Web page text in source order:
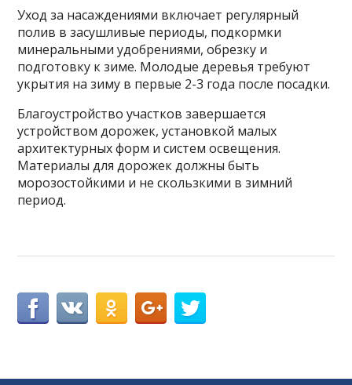
Уход за насаждениями включает регулярный
полив в засушливые периоды, подкормки
минеральными удобрениями, обрезку и
подготовку к зиме. Молодые деревья требуют
укрытия на зиму в первые 2-3 года после посадки.
Благоустройство участков завершается
устройством дорожек, установкой малых
архитектурных форм и систем освещения.
Материалы для дорожек должны быть
морозостойкими и не скользкими в зимний
период.